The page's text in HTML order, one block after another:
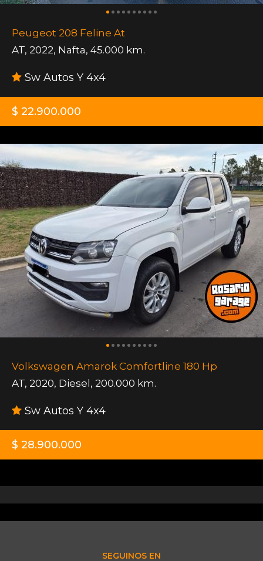
Peugeot 208 Feline At
AT, 2022, Nafta, 45.000 km.
Sw Autos Y 4x4
$ 22.900.000
Volkswagen Amarok Comfortline 180 Hp
AT, 2020, Diesel , 200.000 km.
Sw Autos Y 4x4
$ 28.900.000
SEGUINOS EN